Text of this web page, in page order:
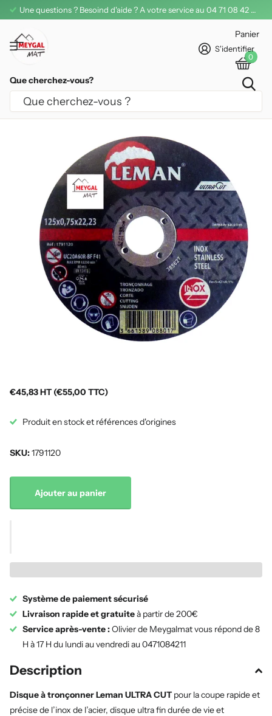
Une questions ? Besoind d'aide ? A votre service au 04 71 08 42 11
Que cherchez-vous?
S'identifier
Panier
0
DISQUE À TRONÇONNER ULTRACUT
LEMAN
€45,83 HT (€55,00 TTC)
Produit en stock et références d'origines
SKU:1791120
Ajouter au panier
Système de paiement sécurisé
Livraison rapide et gratuiteà partir de 200€
Service après-vente :Olivier de Meygalmat vous répond de 8
H à 17 H du lundi au vendredi au 0471084211
Description
Disque à tronçonner Leman ULTRA CUT pour la coupe rapide et
précise de l’inox de l’acier, disque ultra fin durée de vie et